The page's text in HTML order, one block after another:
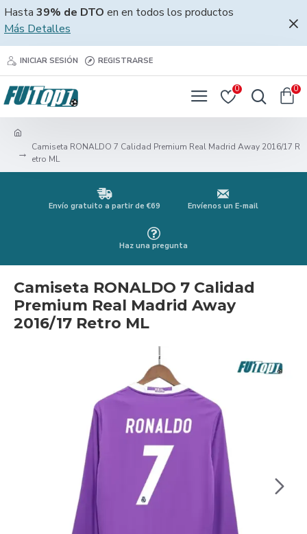
Hasta 39% de DTO en en todos los productos
Más Detalles
INICIAR SESIÓN REGISTRARSE
0 0
Camiseta RONALDO 7 Calidad Premium Real Madrid Away 2016/17 R
etro ML
Envío gratuito a partir de €69 Envíenos un E-mail
Haz una pregunta
Camiseta RONALDO 7 Calidad
Premium Real Madrid Away
2016/17 Retro ML